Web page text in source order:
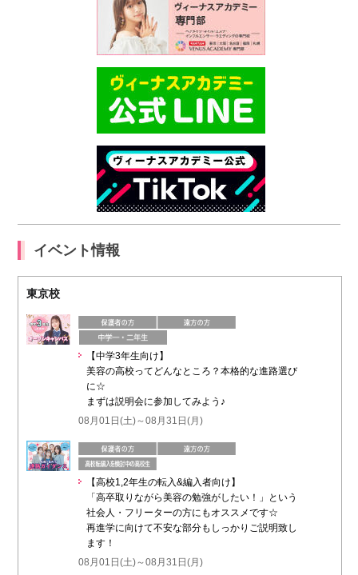
イベント情報
東京校
【中学3年生向け】
美容の高校ってどんなところ？本格的な進路選び
に☆
まずは説明会に参加してみよう♪
08月01日(土)～08月31日(月)
【高校1,2年生の転入&編入者向け】
「高卒取りながら美容の勉強がしたい！」という
社会人・フリーターの方にもオススメです☆
再進学に向けて不安な部分もしっかりご説明致し
ます！
08月01日(土)～08月31日(月)